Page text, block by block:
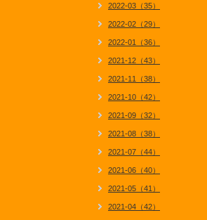
2022-03（35）
2022-02（29）
2022-01（36）
2021-12（43）
2021-11（38）
2021-10（42）
2021-09（32）
2021-08（38）
2021-07（44）
2021-06（40）
2021-05（41）
2021-04（42）